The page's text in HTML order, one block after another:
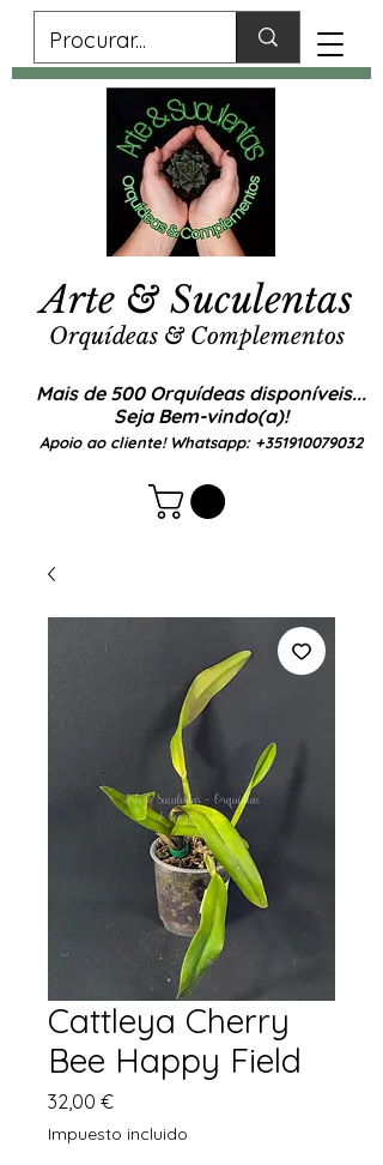
Mais de 500 Orquídeas disponíveis...
Seja Bem-vindo(a)!
Apoio ao cliente! Whatsapp: +351910079032
Arte & Suculentas
Orquídeas & Complementos
Cattleya Cherry
Bee Happy Field
32,00 €Precio
Impuesto incluido